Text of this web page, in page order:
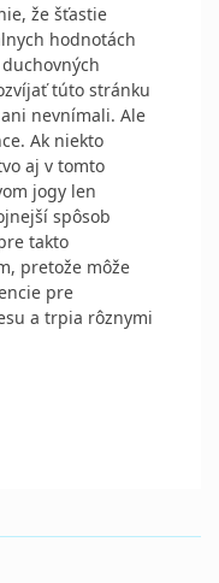
že šťastie
hodnotách
túto stránku
nevnímali. Ale
Ak niekto
aj v tomto
jogy len
spôsob
takto
pretože môže
pre
a trpia rôznymi